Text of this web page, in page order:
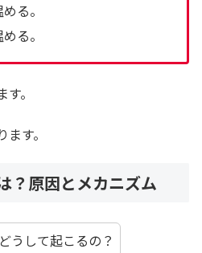
る。
る。
。
す。
？原因とメカニズム
うして起こるの？